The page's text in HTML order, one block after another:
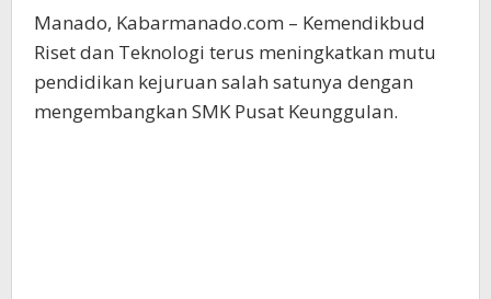
Manado, Kabarmanado.com – Kemendikbud
Riset dan Teknologi terus meningkatkan mutu
pendidikan kejuruan salah satunya dengan
mengembangkan SMK Pusat Keunggulan.